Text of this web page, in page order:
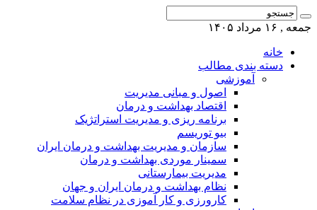
جمعه , ۱۶ مرداد ۱۴۰۵
خانه
دسته بندی مطالب
آموزشی
اصول و مبانی مدیریت
اقتصاد بهداشت و درمان
برنامه ریزی و مدیریت استراتژیک
بیو توریسم
سازمان و مدیریت بهداشت و درمان ایران
سمینار موردی بهداشت و درمان
مدیریت بیمارستانی
نظام بهداشت و درمان ایران و جهان
کارورزی و کار آموزی در نظام سلامت